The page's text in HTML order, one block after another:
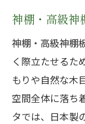
神棚・高級神
神棚・高級神棚
く際立たせるた
もりや自然な木
空間全体に落ち
タでは、日本製